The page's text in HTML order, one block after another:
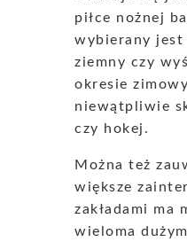
piłce nożnej
wybierany jest
ziemny czy
okresie
niewątpliwie
czy hokej.
Można też
większe
zakładami ma
wieloma